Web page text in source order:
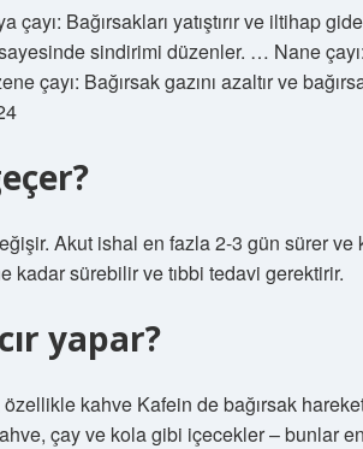
çayı: Bağırsakları yatıştırır ve iltihap
sindirimi düzenler. … Nane çayı:
çayı: Bağırsak gazını azaltır ve
Akut ishal en fazla 2-3 gün sürer
kadar sürebilir ve tıbbi tedavi gerektirir.
yapar?
kahve Kafein de bağırsak
çay ve kola gibi içecekler – bunlar